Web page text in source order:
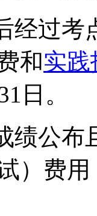
经过
和实践
日。
绩公布
）费